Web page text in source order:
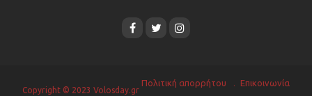
Copyright © 2023 Volosday.gr
Πολιτική απορρήτου Επικοινωνία